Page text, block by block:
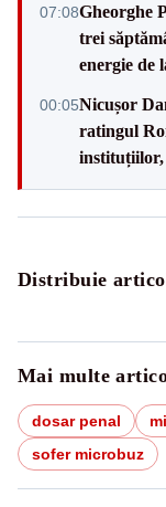
07:08Gheorghe
trei
energie de
00:05Nicușor
ratingul
instituțiilor,
Distribuie
Mai multe
dosar penal
sofer microbuz